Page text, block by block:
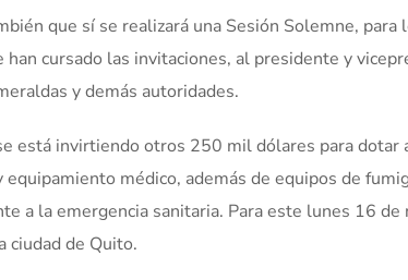
que sí se realizará una Sesión Solemne,
han cursado las invitaciones, al presidente y
y demás autoridades.
está invirtiendo otros 250 mil dólares para dotar
médico, además de equipos de
a la emergencia sanitaria. Para este lunes 16
ciudad de Quito.